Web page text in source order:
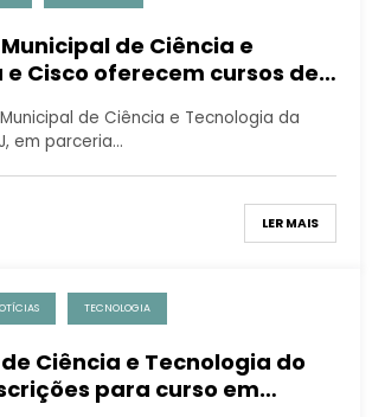
de Ciência e
Cisco oferecem cursos de
de Ciência e Tecnologia da
em parceria…
LER MAIS
TECNOLOGIA
Ciência e Tecnologia do
para curso em